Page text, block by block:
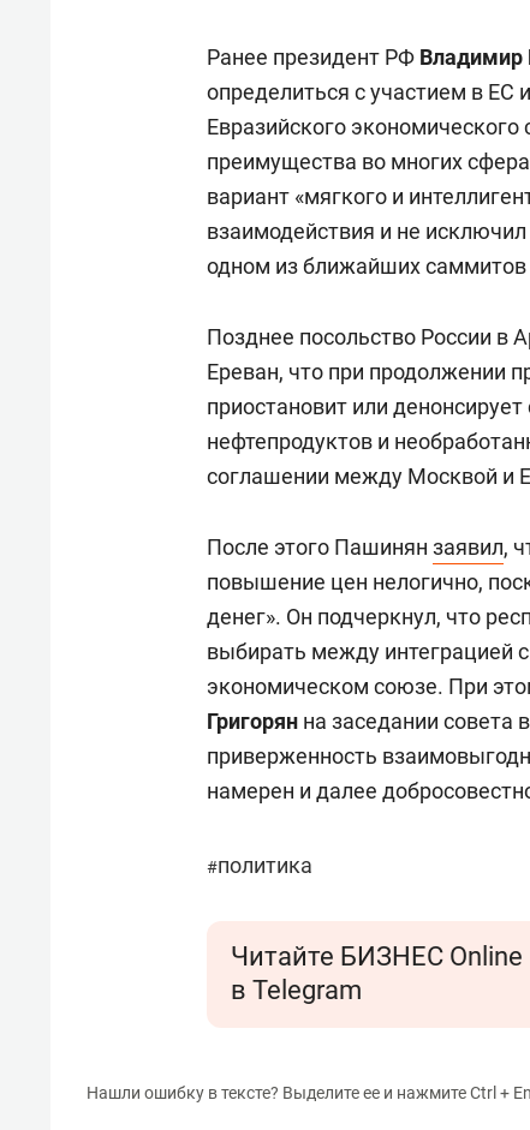
Ранее президент РФ Владимир
определиться с участием в ЕС
Евразийского
преимущества во многих
вариант «мягкого и
взаимодействия и не
одном из ближайших
Позднее посольство России в
Ереван, что при продолжении
приостановит или
нефтепродуктов и
соглашении между Москвой и
После этого Пашинян заявил,
повышение цен нелогично,
денег». Он подчеркнул, что
выбирать между интеграцией
экономическом союзе. При
Григорян на заседании совета
приверженность
намерен и далее
#политика
Читайте БИЗНЕС Online
в Telegram
Нашли ошибку в тексте? Выделите ее и нажмите Ctrl +